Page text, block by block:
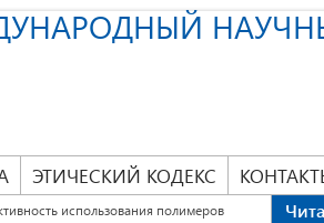
ЭТИЧЕСКИЙ КОДЕКС
использования полимеров